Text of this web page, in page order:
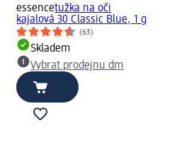
essencetužka na oči
kajalová 30 Classic Blue, 1 g
(63)
Skladem
Vybrat prodejnu dm